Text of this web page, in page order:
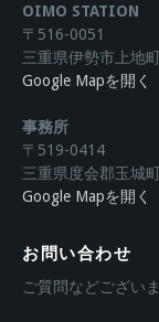
OIMO STATION
〒516-0051
三重県伊勢市上地
Google Mapを開く
事務所
〒519-0414
三重県度会郡玉城
Google Mapを開く
お問い合わせ
ご質問などござい